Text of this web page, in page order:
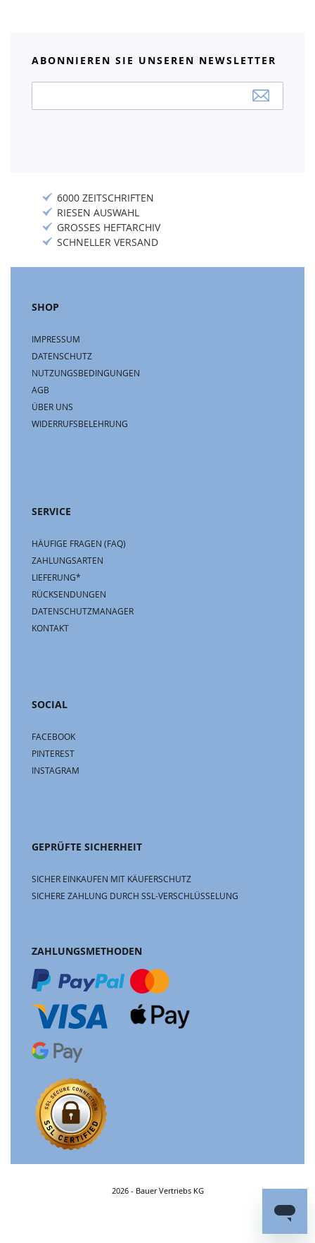
ABONNIEREN SIE UNSEREN NEWSLETTER
Newsletter:
6000 ZEITSCHRIFTEN
RIESEN AUSWAHL
GROSSES HEFTARCHIV
SCHNELLER VERSAND
SHOP
IMPRESSUM
DATENSCHUTZ
NUTZUNGSBEDINGUNGEN
AGB
ÜBER UNS
WIDERRUFSBELEHRUNG
SERVICE
HÄUFIGE FRAGEN (FAQ)
ZAHLUNGSARTEN
LIEFERUNG*
RÜCKSENDUNGEN
DATENSCHUTZMANAGER
KONTAKT
SOCIAL
FACEBOOK
PINTEREST
INSTAGRAM
GEPRÜFTE SICHERHEIT
SICHER EINKAUFEN MIT KÄUFERSCHUTZ
SICHERE ZAHLUNG DURCH SSL-VERSCHLÜSSELUNG
ZAHLUNGSMETHODEN
2026 - Bauer Vertriebs KG